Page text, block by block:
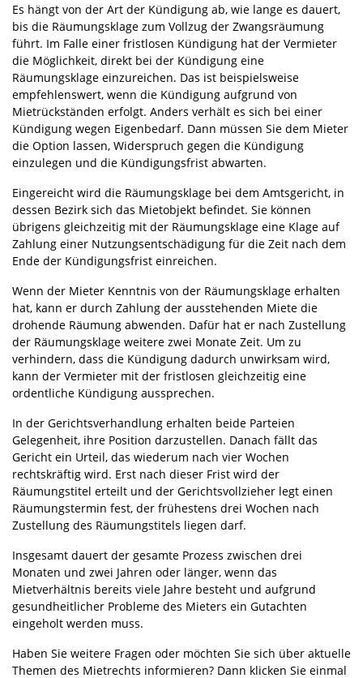
Es hängt von der Art der Kündigung ab, wie lange es dauert,
bis die Räumungsklage zum Vollzug der Zwangsräumung
führt. Im Falle einer fristlosen Kündigung hat der Vermieter
die Möglichkeit, direkt bei der Kündigung eine
Räumungsklage einzureichen. Das ist beispielsweise
empfehlenswert, wenn die Kündigung aufgrund von
Mietrückständen erfolgt. Anders verhält es sich bei einer
Kündigung wegen Eigenbedarf. Dann müssen Sie dem Mieter
die Option lassen, Widerspruch gegen die Kündigung
einzulegen und die Kündigungsfrist abwarten.
Eingereicht wird die Räumungsklage bei dem Amtsgericht, in
dessen Bezirk sich das Mietobjekt befindet. Sie können
übrigens gleichzeitig mit der Räumungsklage eine Klage auf
Zahlung einer Nutzungsentschädigung für die Zeit nach dem
Ende der Kündigungsfrist einreichen.
Wenn der Mieter Kenntnis von der Räumungsklage erhalten
hat, kann er durch Zahlung der ausstehenden Miete die
drohende Räumung abwenden. Dafür hat er nach Zustellung
der Räumungsklage weitere zwei Monate Zeit. Um zu
verhindern, dass die Kündigung dadurch unwirksam wird,
kann der Vermieter mit der fristlosen gleichzeitig eine
ordentliche Kündigung aussprechen.
In der Gerichtsverhandlung erhalten beide Parteien
Gelegenheit, ihre Position darzustellen. Danach fällt das
Gericht ein Urteil, das wiederum nach vier Wochen
rechtskräftig wird. Erst nach dieser Frist wird der
Räumungstitel erteilt und der Gerichtsvollzieher legt einen
Räumungstermin fest, der frühestens drei Wochen nach
Zustellung des Räumungstitels liegen darf.
Insgesamt dauert der gesamte Prozess zwischen drei
Monaten und zwei Jahren oder länger, wenn das
Mietverhältnis bereits viele Jahre besteht und aufgrund
gesundheitlicher Probleme des Mieters ein Gutachten
eingeholt werden muss.
Haben Sie weitere Fragen oder möchten Sie sich über aktuelle
Themen des Mietrechts informieren? Dann klicken Sie einmal